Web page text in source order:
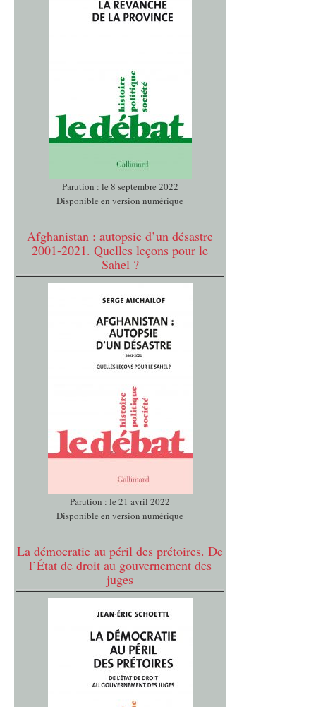
Parution : le 8 septembre 2022
Disponible en version numérique
Afghanistan : autopsie d’un désastre
2001-2021. Quelles leçons pour le
Sahel ?
Parution : le 21 avril 2022
Disponible en version numérique
La démocratie au péril des prétoires. De
l’État de droit au gouvernement des
juges